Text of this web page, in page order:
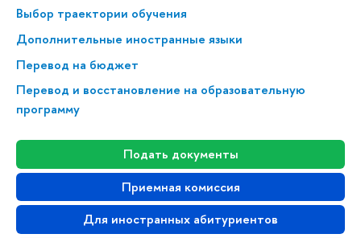
Выбор траектории обучения
Дополнительные иностранные языки
Перевод на бюджет
Перевод и восстановление на образовательную
программу
Подать документы
Приемная комиссия
Для иностранных абитуриентов